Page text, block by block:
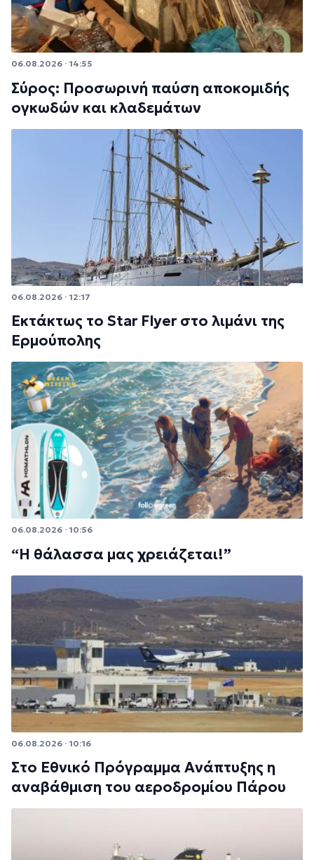
06.08.2026 · 14:55
Σύρος: Προσωρινή παύση αποκομιδής
ογκωδών και κλαδεμάτων
06.08.2026 · 12:17
Εκτάκτως το Star Flyer στο λιμάνι της
Ερμούπολης
06.08.2026 · 10:56
“Η θάλασσα μας χρειάζεται!”
06.08.2026 · 10:16
Στο Εθνικό Πρόγραμμα Ανάπτυξης η
αναβάθμιση του αεροδρομίου Πάρου